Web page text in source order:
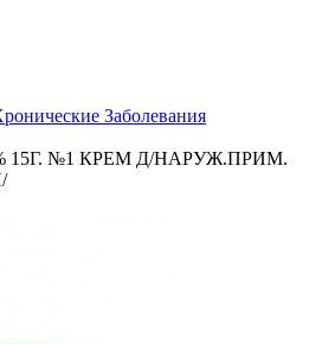
Заболевания
15Г. №1 КРЕМ Д/НАРУЖ.ПРИМ.